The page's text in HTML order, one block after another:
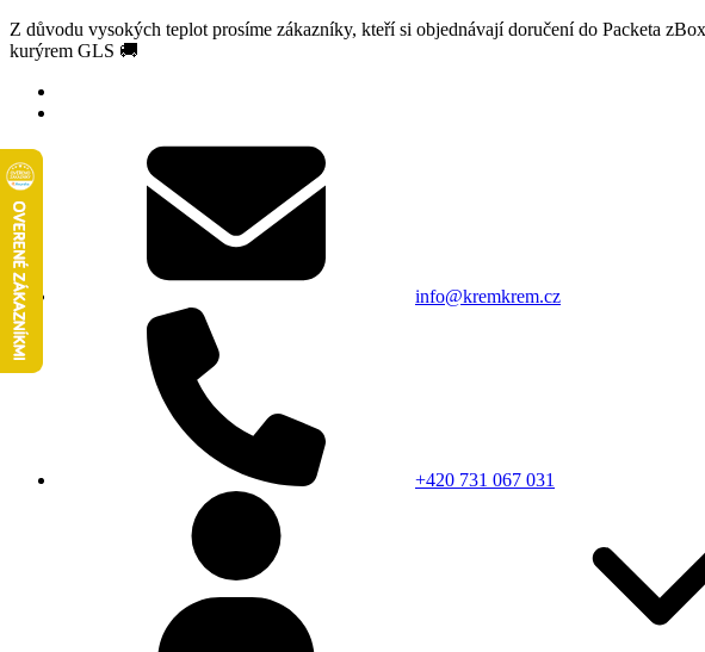
Z důvodu vysokých teplot prosíme zákazníky, kteří si objednávají doručení do Packeta
kurýrem GLS 🚚
info@kremkrem.cz
+420 731 067 031